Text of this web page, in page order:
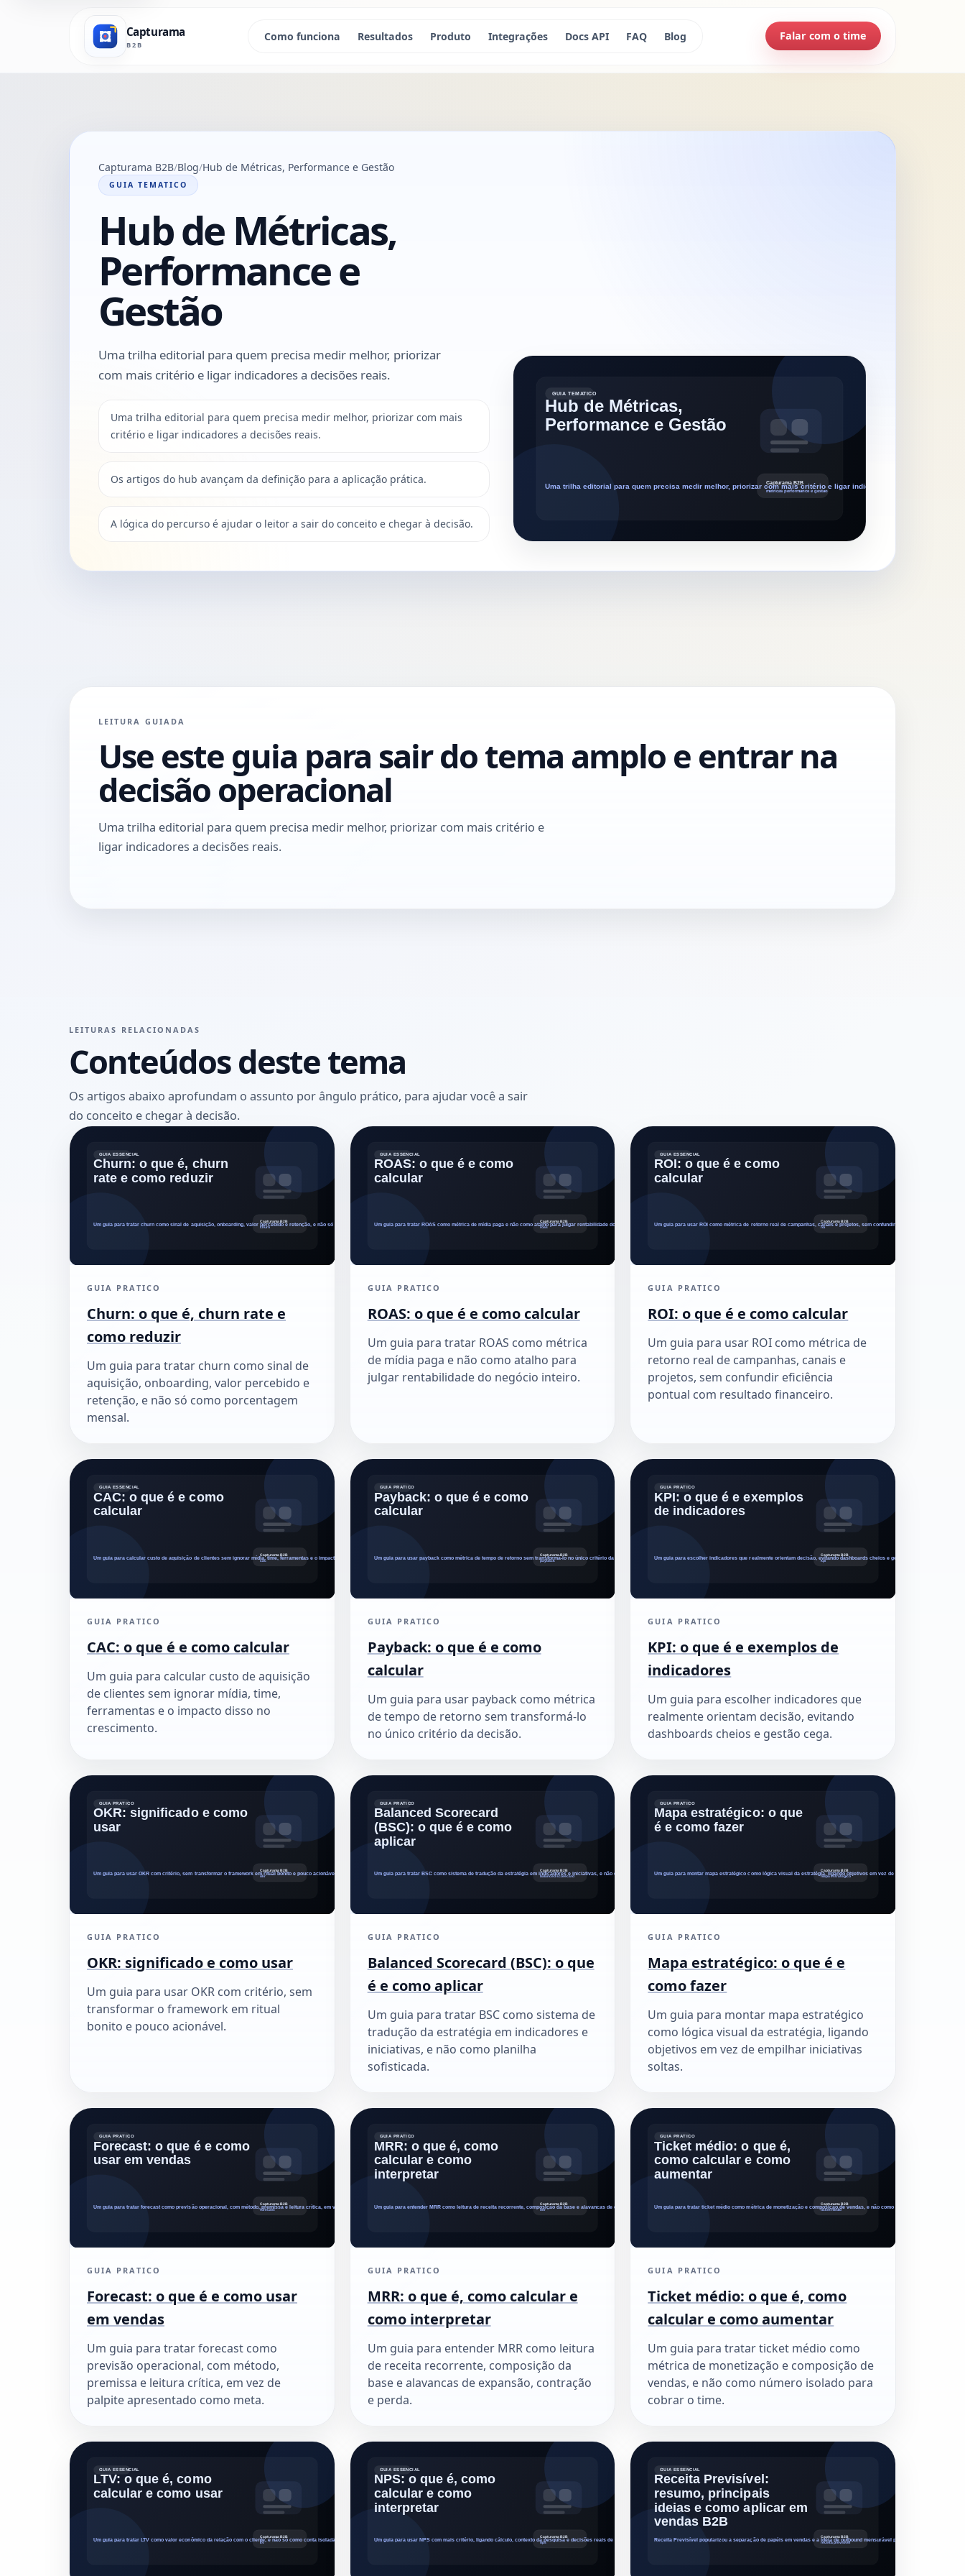
Capturama
B2B
Como funciona Resultados Produto Integrações Docs API FAQ Blog Falar com o time
Capturama B2B Blog Hub de Métricas, Performance e Gestão
GUIA TEMATICO
Hub de Métricas,
Performance e
Gestão
Uma trilha editorial para quem precisa medir melhor, priorizar
com mais critério e ligar indicadores a decisões reais.
Uma trilha editorial para quem precisa medir melhor, priorizar com mais
critério e ligar indicadores a decisões reais.
Os artigos do hub avançam da definição para a aplicação prática.
A lógica do percurso é ajudar o leitor a sair do conceito e chegar à decisão.
LEITURA GUIADA
Use este guia para sair do tema amplo e entrar na
decisão operacional
Uma trilha editorial para quem precisa medir melhor, priorizar com mais critério e
ligar indicadores a decisões reais.
LEITURAS RELACIONADAS
Conteúdos deste tema
Os artigos abaixo aprofundam o assunto por ângulo prático, para ajudar você a sair
do conceito e chegar à decisão.
GUIA PRATICO
Churn: o que é, churn rate e
como reduzir
Um guia para tratar churn como sinal de
aquisição, onboarding, valor percebido e
retenção, e não só como porcentagem
mensal.
GUIA PRATICO
ROAS: o que é e como calcular
Um guia para tratar ROAS como métrica
de mídia paga e não como atalho para
julgar rentabilidade do negócio inteiro.
GUIA PRATICO
ROI: o que é e como calcular
Um guia para usar ROI como métrica de
retorno real de campanhas, canais e
projetos, sem confundir eficiência
pontual com resultado financeiro.
GUIA PRATICO
CAC: o que é e como calcular
Um guia para calcular custo de aquisição
de clientes sem ignorar mídia, time,
ferramentas e o impacto disso no
crescimento.
GUIA PRATICO
Payback: o que é e como
calcular
Um guia para usar payback como métrica
de tempo de retorno sem transformá-lo
no único critério da decisão.
GUIA PRATICO
KPI: o que é e exemplos de
indicadores
Um guia para escolher indicadores que
realmente orientam decisão, evitando
dashboards cheios e gestão cega.
GUIA PRATICO
OKR: significado e como usar
Um guia para usar OKR com critério, sem
transformar o framework em ritual
bonito e pouco acionável.
GUIA PRATICO
Balanced Scorecard (BSC): o que
é e como aplicar
Um guia para tratar BSC como sistema de
tradução da estratégia em indicadores e
iniciativas, e não como planilha
sofisticada.
GUIA PRATICO
Mapa estratégico: o que é e
como fazer
Um guia para montar mapa estratégico
como lógica visual da estratégia, ligando
objetivos em vez de empilhar iniciativas
soltas.
GUIA PRATICO
Forecast: o que é e como usar
em vendas
Um guia para tratar forecast como
previsão operacional, com método,
premissa e leitura crítica, em vez de
palpite apresentado como meta.
GUIA PRATICO
MRR: o que é, como calcular e
como interpretar
Um guia para entender MRR como leitura
de receita recorrente, composição da
base e alavancas de expansão, contração
e perda.
GUIA PRATICO
Ticket médio: o que é, como
calcular e como aumentar
Um guia para tratar ticket médio como
métrica de monetização e composição de
vendas, e não como número isolado para
cobrar o time.